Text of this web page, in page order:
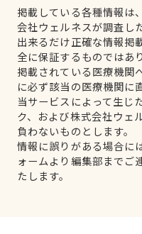
掲載している各種情報は
会社ウェルネスが調査し
出来るだけ正確な情報掲
全に保証するものではあ
掲載されている医療機関
に必ず該当の医療機関に
当サービスによって生じ
ク、および株式会社ウェ
負わないものとします。
情報に誤りがある場合に
ォームより編集部までご
たします。